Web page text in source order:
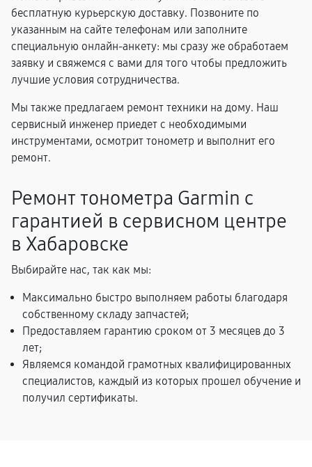
бесплатную курьерскую доставку. Позвоните по
указанным на сайте телефонам или заполните
специальную онлайн-анкету: мы сразу же обработаем
заявку и свяжемся с вами для того чтобы предложить
лучшие условия сотрудничества.
Мы также предлагаем ремонт техники на дому. Наш
сервисный инженер приедет с необходимыми
инструментами, осмотрит тонометр и выполнит его
ремонт.
Ремонт тонометра Garmin с
гарантией в сервисном центре
в Хабаровске
Выбирайте нас, так как мы:
Максимально быстро выполняем работы благодаря
собственному складу запчастей;
Предоставляем гарантию сроком от 3 месяцев до 3
лет;
Являемся командой грамотных квалифицированных
специалистов, каждый из которых прошел обучение и
получил сертификаты.